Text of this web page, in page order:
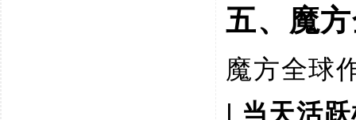
五、魔
魔方全球
l 当天活